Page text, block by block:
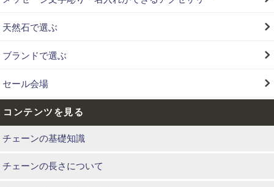
天然石で選ぶ
ブランドで選ぶ
セール会場
コンテンツを見る
チェーンの基礎知識
チェーンの長さについて